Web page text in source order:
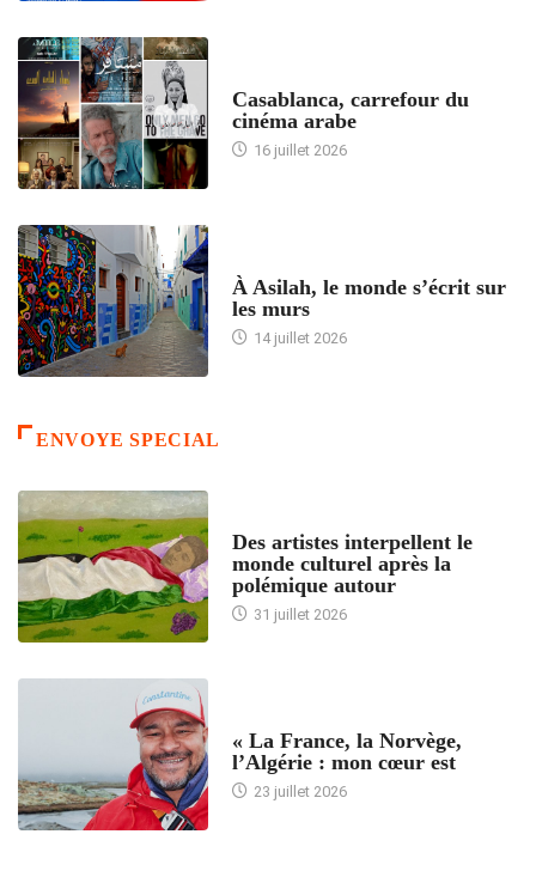
Casablanca, carrefour du
cinéma arabe
16 juillet 2026
À Asilah, le monde s’écrit sur
les murs
14 juillet 2026
ENVOYE SPECIAL
Des artistes interpellent le
monde culturel après la
polémique autour
31 juillet 2026
« La France, la Norvège,
l’Algérie : mon cœur est
23 juillet 2026